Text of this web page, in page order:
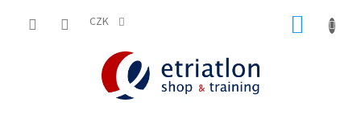
CZK
shop.etriatlon.cz - Chat